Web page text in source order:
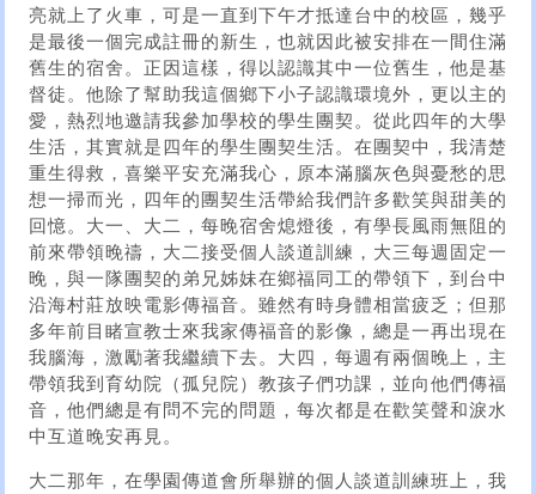
亮就上了火車，可是一直到下午才抵達台中的校區，幾乎
是最後一個完成註冊的新生，也就因此被安排在一間住滿
舊生的宿舍。正因這樣，得以認識其中一位舊生，他是基
督徒。他除了幫助我這個鄉下小子認識環境外，更以主的
愛，熱烈地邀請我參加學校的學生團契。從此四年的大學
生活，其實就是四年的學生團契生活。在團契中，我清楚
重生得救，喜樂平安充滿我心，原本滿腦灰色與憂愁的思
想一掃而光，四年的團契生活帶給我們許多歡笑與甜美的
回憶。大一、大二，每晚宿舍熄燈後，有學長風雨無阻的
前來帶領晚禱，大二接受個人談道訓練，大三每週固定一
晚，與一隊團契的弟兄姊妹在鄉福同工的帶領下，到台中
沿海村莊放映電影傳福音。雖然有時身體相當疲乏；但那
多年前目睹宣教士來我家傳福音的影像，總是一再出現在
我腦海，激勵著我繼續下去。大四，每週有兩個晚上，主
帶領我到育幼院（孤兒院）教孩子們功課，並向他們傳福
音，他們總是有問不完的問題，每次都是在歡笑聲和淚水
中互道晚安再見。
大二那年，在學園傳道會所舉辦的個人談道訓練班上，我